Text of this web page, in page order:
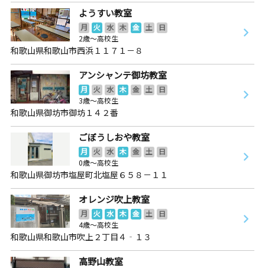
ようすい教室
月 火 水 木 金 土
日
2歳～高校生
和歌山県和歌山市西浜１１７１－８
アンシャンテ御坊教室
月 火 水 木 金 土
日
3歳～高校生
和歌山県御坊市御坊１４２番
ごぼうしおや教室
月 火 水 木 金 土
日
0歳～高校生
和歌山県御坊市塩屋町北塩屋６５８－１１
オレンジ吹上教室
月 火 水 木 金 土
日
4歳～高校生
和歌山県和歌山市吹上２丁目４‐１３
高野山教室